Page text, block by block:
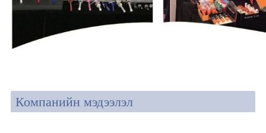
Компанийн мэдээлэл